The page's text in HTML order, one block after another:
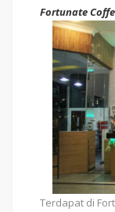
Fortunate
Terdapat di